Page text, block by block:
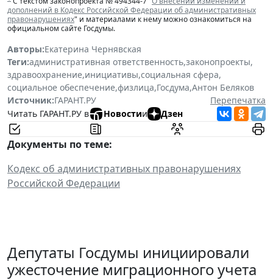
дополнений в Кодекс Российской Федерации об административных
правонарушениях" и материалами к нему можно ознакомиться на
официальном сайте Госдумы.
Авторы:Екатерина Чернявская
Теги:административная ответственность,законопроекты,
здравоохранение,инициативы,социальная сфера,
социальное обеспечение,физлица,Госдума,Антон Беляков
Источник:ГАРАНТ.РУ
Перепечатка
Читать ГАРАНТ.РУ в
Новостии Дзен
Документы по теме:
Кодекс об административных правонарушениях
Российской Федерации
Депутаты Госдумы инициировали
ужесточение миграционного учета